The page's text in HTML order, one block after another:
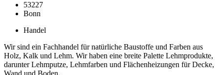
53227
Bonn
Handel
Wir sind ein Fachhandel für natürliche Baustoffe und Farben aus
Holz, Kalk und Lehm. Wir haben eine breite Palette Lehmprodukte,
darunter Lehmputze, Lehmfarben und Flächenheizungen für Decke,
Wand und Boden.